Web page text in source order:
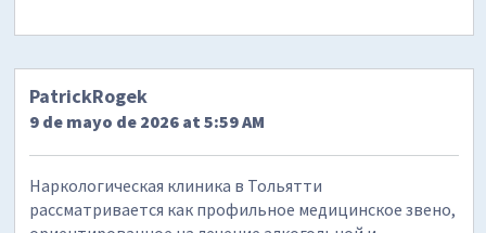
PatrickRogek
9 de mayo de 2026 at 5:59 AM
Наркологическая клиника в Тольятти
рассматривается как профильное медицинское звено,